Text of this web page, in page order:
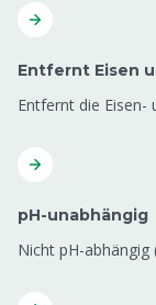
Entfernt Eisen
Entfernt die Eisen-
pH-unabhängig
Nicht pH-abhängig